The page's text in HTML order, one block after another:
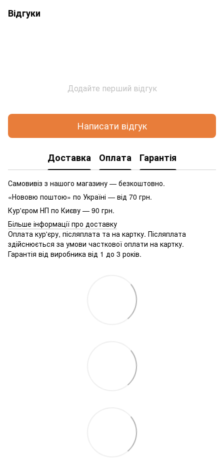
Відгуки
Додайте перший відгук
Написати відгук
Доставка Оплата Гарантія
Самовивіз з нашого магазину — безкоштовно.
«Нововю поштою» по Україні — від 70 грн.
Кур'єром НП по Києву — 90 грн.
Більше інформації про доставку
Оплата кур'єру, післяплата та на картку. Післяплата
здійснюється за умови часткової оплати на картку.
Гарантія від виробника від 1 до 3 років.